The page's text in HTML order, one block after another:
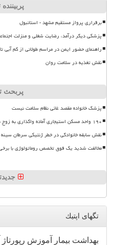
برقراری پرواز مستقیم مشهد - استانبول
پزشکی دیگر درآمد، رضایت شغلی و منزلت
راهنمای حضور ایمن در مراسم طولانی از کم آبی
نقش تغذیه در سلامت روان
پربحث
پزشک خانواده مقصد غائی نظام سلامت نیست
۱۹۰ واحد مسکن استیجاری آماده واگذاری به زوج های جوان است
نقش سابقه خانوادگی در خطر ژنتیکی سرطان سینه
مخالفت شدید یک فوق تخصص روماتولوژی با
تگهای اپتیك
بهداشت بیمار آموزش رپورتاژ